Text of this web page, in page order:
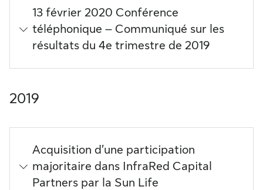
13 février 2020 Conférence
téléphonique – Communiqué sur les
résultats du 4e trimestre de 2019
2019
Acquisition d’une participation
majoritaire dans InfraRed Capital
Partners par la Sun Life